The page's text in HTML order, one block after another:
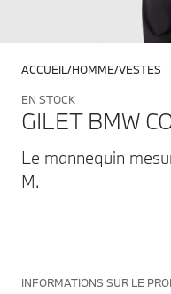
ACCUEIL HOMME VESTES
EN STOCK
GILET BMW
Le mannequin
M.
INFORMATIONS SUR LE